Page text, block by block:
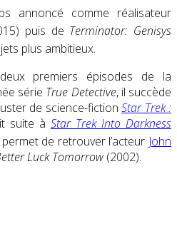
annoncé comme réalisateur
puis de Terminator: Genisys
plus ambitieux.
premiers épisodes de la
série True Detective, il succède
de science-fictionStar Trek :
suite à Star Trek Into Darkness
de retrouver l’acteur John
Luck Tomorrow(2002).